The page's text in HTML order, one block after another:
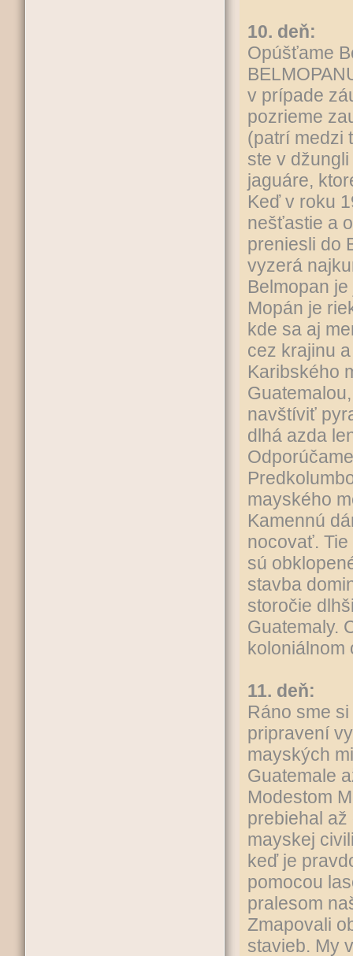
10. deň:
Opúšťame
v prípade
pozrieme
(patrí medzi
ste v
jaguáre,
Keď v roku
nešťastie a
preniesli do
vyzerá
Belmopan je
Mopán je
kde sa aj
cez krajinu
Karibského
navštíviť
dlhá azda
mayského
Kamennú
nocovať.
sú
stavba
storočie
Guatemaly.
koloniálnom
11. deň:
Ráno sme
pripravení
mayských
Guatemale
Modestom
prebiehal
mayskej
keď je
pomocou
pralesom
Zmapovali
stavieb. My